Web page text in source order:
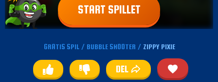
START SPILLET
GRATIS SPIL / BUBBLE SHOOTER / ZIPPY PIXIE
DEL